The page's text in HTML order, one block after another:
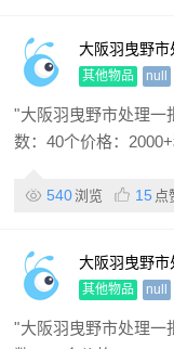
大阪羽曳野
其他物品 null
"大阪羽曳野市处理一
数：40个价格：
540浏览 15 点
大阪羽曳野市
的。规格：
其他物品 null
"大阪羽曳野市处理一